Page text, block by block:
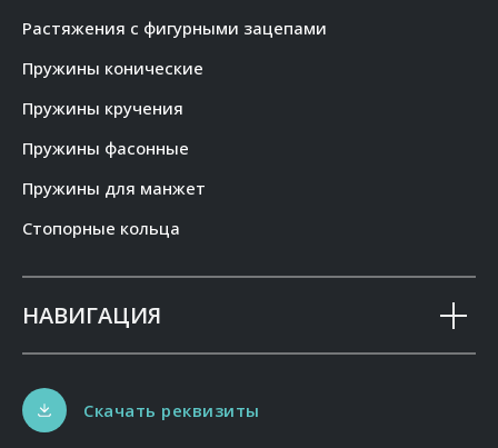
Растяжения с фигурными зацепами
Пружины конические
Пружины кручения
Пружины фасонные
Пружины для манжет
Стопорные кольца
НАВИГАЦИЯ
Скачать реквизиты